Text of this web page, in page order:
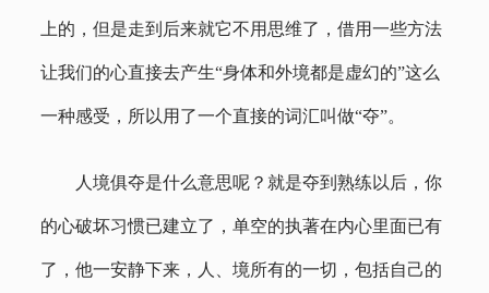
上的，但是走到后来就它不用思维了，借用一些方法
让我们的心直接去产生“身体和外境都是虚幻的”这么
一种感受，所以用了一个直接的词汇叫做“夺”。
人境俱夺是什么意思呢？就是夺到熟练以后，你
的心破坏习惯已建立了，单空的执著在内心里面已有
了，他一安静下来，人、境所有的一切，包括自己的